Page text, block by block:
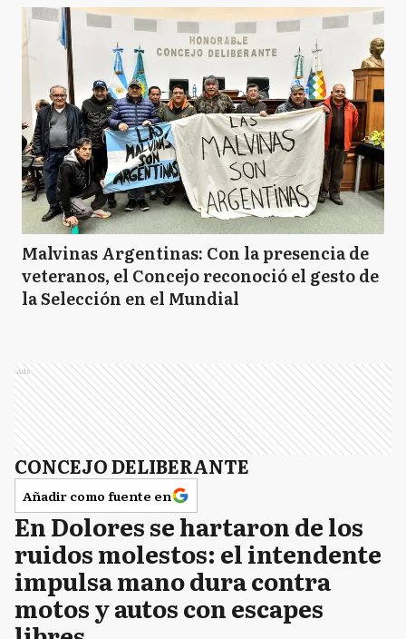
Malvinas Argentinas: Con la presencia de
veteranos, el Concejo reconoció el gesto de
la Selección en el Mundial
Ads
CONCEJO DELIBERANTE
Añadir como fuente en
En Dolores se hartaron de los
ruidos molestos: el intendente
impulsa mano dura contra
motos y autos con escapes